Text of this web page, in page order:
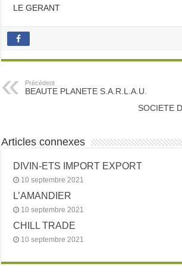
LE GERANT
Précédent
BEAUTE PLANETE S.A.R.L.A.U.
SOCIETE
Articles connexes
DIVIN-ETS IMPORT EXPORT
10 septembre 2021
L’AMANDIER
10 septembre 2021
CHILL TRADE
10 septembre 2021